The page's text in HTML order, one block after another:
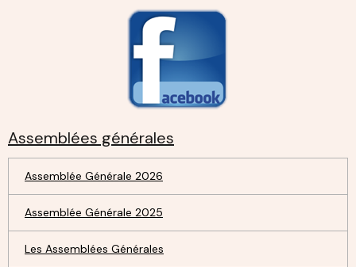
Assemblées générales
Assemblée Générale 2026
Assemblée Générale 2025
Les Assemblées Générales